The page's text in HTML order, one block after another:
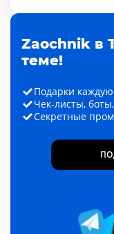
Zaochnik в
теме!
Подарки
Чек-листы,
Секретные